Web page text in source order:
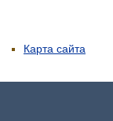
Карта сайта